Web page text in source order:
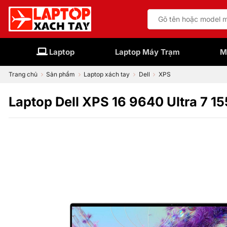
Bỏ
qua
nội
dung
Tìm
kiếm:
Laptop Laptop Máy Trạm
Trang chủ Sản phẩm Laptop xách tay Dell XPS
Laptop Dell XPS 16 9640 Ultra 7